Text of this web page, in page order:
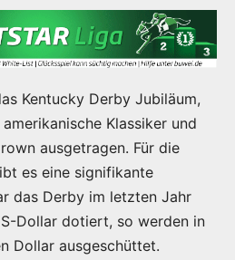
Kentucky Derby Jubiläum,
Klassiker und
ausgetragen. Für die
es eine signifikante
das Derby im letzten Jahr
Dollar dotiert, so werden in
Dollar ausgeschüttet.